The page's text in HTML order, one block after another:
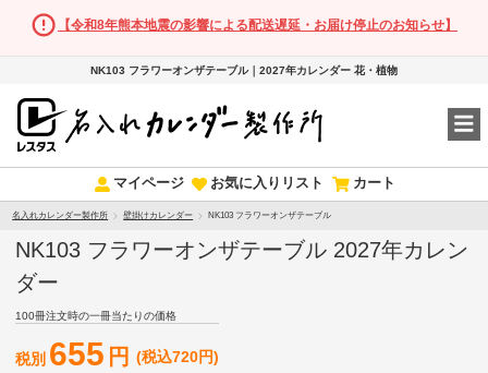
【令和8年熊本地震の影響による配送遅延・お届け停止のお知らせ】
NK103 フラワーオンザテーブル｜2027年カレンダー 花・植物
マイページ お気に入りリスト カート
名入れカレンダー製作所 壁掛けカレンダー NK103 フラワーオンザテーブル
NK103 フラワーオンザテーブル 2027年カレン
ダー
100冊注文時の一冊当たりの価格
税別 655 円 (税込720円)